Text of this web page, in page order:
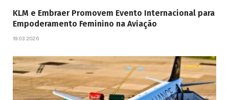
KLM e Embraer Promovem Evento Internacional para
Empoderamento Feminino na Aviação
19.03.2026